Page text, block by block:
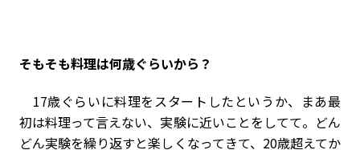
――そもそも料理は何歳ぐらいから？
17歳ぐらいに料理をスタートしたというか、まあ最
初は料理って言えない、実験に近いことをしてて。どん
どん実験を繰り返すと楽しくなってきて、20歳超えてか